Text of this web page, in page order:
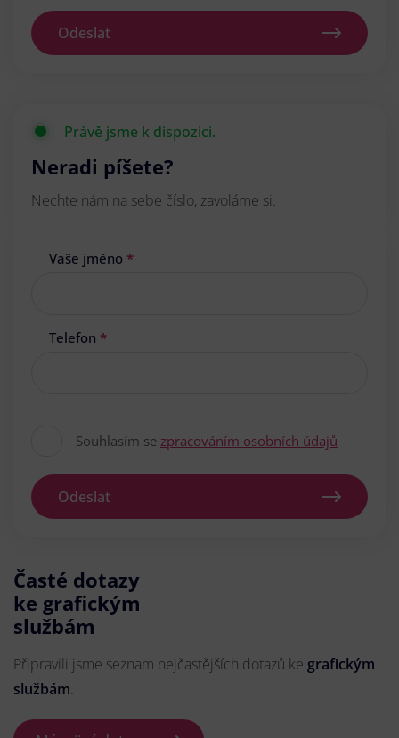
Odeslat
Právě jsme k dispozici.
Neradi píšete?
Nechte nám na sebe číslo, zavoláme si.
Vaše jméno *
Telefon *
Souhlasím se zpracováním osobních údajů
Odeslat
Časté dotazy
ke grafickým
službám
Připravili jsme seznam nejčastějších dotazů ke grafickým
službám.